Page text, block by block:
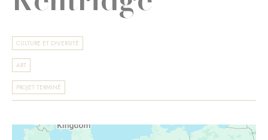
CULTURE ET DIVERSITÉ
ART
PROJET TERMINÉ